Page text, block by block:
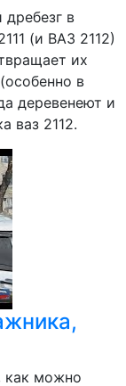
в
(и ВАЗ 2112)
их
в
деревенеют и
ваз 2112.
как можно